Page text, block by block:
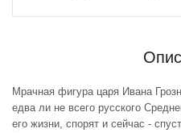
Мрачная фигура царя Ивана
едва ли не всего русского
его жизни, спорят и сейчас -